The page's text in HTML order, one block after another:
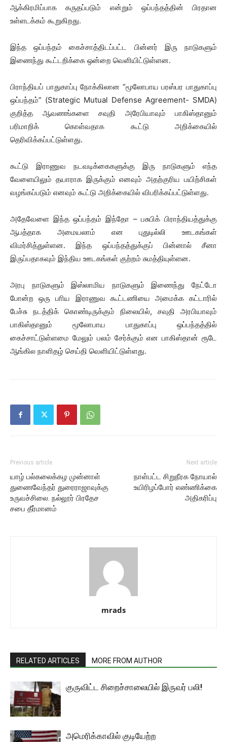
ஆக்கிரமிப்பாக கருதப்படும் என்றும் ஒப்பந்தத்தின் பிரதான
உள்ளடக்கம் கூறுகிறது.
இந்த ஒப்பந்தம் கைச்சாத்திடப்பட்ட பின்னர் இரு நாடுகளும்
இணைந்து கூட்டறிக்கை ஒன்றை வெளியிட்டுள்ளன.
பிராந்தியப் பாதுகாப்பு நோக்கிலான “மூலோபாய பரஸ்பர பாதுகாப்பு
ஒப்பந்தம்” (Strategic Mutual Defense Agreement- SMDA)
குறித்த ஆவணங்களை சவுதி அரேபியாவும் பாகிஸ்தானும்
பரிமாறிக் கொள்வதாக கூட்டு அறிக்கையில்
தெரிவிக்கப்பட்டுள்ளது.
கூட்டு இராணுவ நடவடிக்கைகளுக்கு இரு நாடுகளும் எந்த
வேளையிலும் தயாராக இருக்கும் எனவும் அதற்குரிய பயிற்சிகள்
வழங்கப்படும் எனவும் கூட்டு அறிக்கையில் விபரிக்கப்பட்டுள்ளது.
அதேவேளை இந்த ஒப்பந்தம் இந்தோ – பசுபிக் பிராந்தியத்துக்கு
ஆபத்தாக அமையலாம் என புதுடில்லி ஊடகங்கள்
விமர்சித்துள்ளன. இந்த ஒப்பந்தத்துக்குப் பின்னால் சீனா
இருப்பதாகவும் இந்திய ஊடகங்கள் குற்றம் சுமத்தியுள்ளன.
அரபு நாடுகளும் இஸ்லாமிய நாடுகளும் இணைந்து நேட்டோ
போன்ற ஒரு பாிய இராணுவ கூட்டணியை அமைக்க கட்டாரில்
பேச்சு நடத்திக் கொண்டிருக்கும் நிலையில், சவுதி அரபியாவும்
பாகிஸ்தானும் மூலோபாய பாதுகாப்பு ஒப்பந்தத்தில்
கைச்சாட்டுள்ளமை மேலும் பலம் சேர்க்கும் என பாகிஸ்தான் ரூடே
ஆங்கில நாளிதழ் செய்தி வெளியிட்டுள்ளது.
Previous article
யாழ் பல்கலைக்கழ முன்னாள்
துணைவேந்தர் துரைராஜாவுக்கு
உருவச்சிலை. நல்லூர் பிரதேச
சபை தீர்மானம்
Next article
நாள்பட்ட சிறுநீரக நோயால்
உயிரிழப்போர் எண்ணிக்கை
அதிகரிப்பு
mrads
RELATED ARTICLES MORE FROM AUTHOR
குருவிட்ட சிறைச்சாலையில் இருவர் பலி!
அமெரிக்காவில் குடியேற்ற